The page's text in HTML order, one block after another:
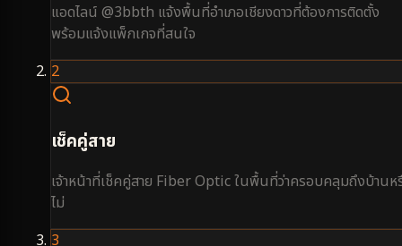
แอดไลน์ @3bbth แจ้งพื้นที่อำเภอเชียงดาวที่ต้องการติดตั้ง
พร้อมแจ้งแพ็กเกจที่สนใจ
2
เช็คคู่สาย
เจ้าหน้าที่เช็คคู่สาย Fiber Optic ในพื้นที่ว่าครอบคลุมถึงบ้านห
ไม่
3